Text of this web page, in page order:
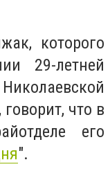
которого
29-летней
что в
его
".